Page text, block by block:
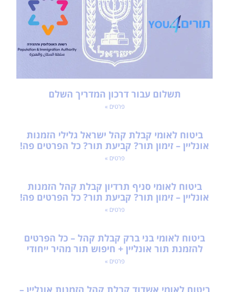
תשלום עבור דרכון המדריך השלם
פרטים »
ביטוח לאומי קבלת קהל ישראל גלילי הזמנות
אונליין – זימון תור? קביעת תור? כל הפרטים פה!
פרטים »
ביטוח לאומי סניף תרדיון קבלת קהל הזמנות
אונליין – זימון תור? קביעת תור? כל הפרטים פה!
פרטים »
ביטוח לאומי בני ברק קבלת קהל – כל הפרטים
להזמנת תור אונליין + חיפוש תור מהיר ייחודי
פרטים »